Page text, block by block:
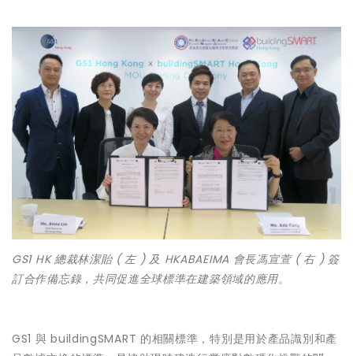
GS1 HK 總裁林潔貽 ( 左 ) 及 HKABAEIMA 會長馮宣萱 ( 右 ) 簽
訂合作備忘錄，共同促進全球標準在建築領域的應用。
GS1 與 buildingSMART 的相關標準，特別是用於產品識別和產